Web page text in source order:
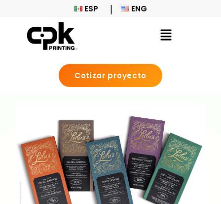
ESP ENG
Cotizar proyecto